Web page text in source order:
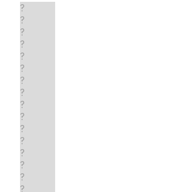
?
?
?
?
?
?
?
?
?
?
?
?
?
?
?
?